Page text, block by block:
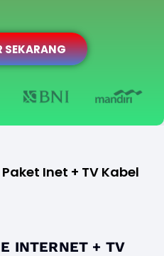
SEKARANG
Inet + TV Kabel
INTERNET + TV